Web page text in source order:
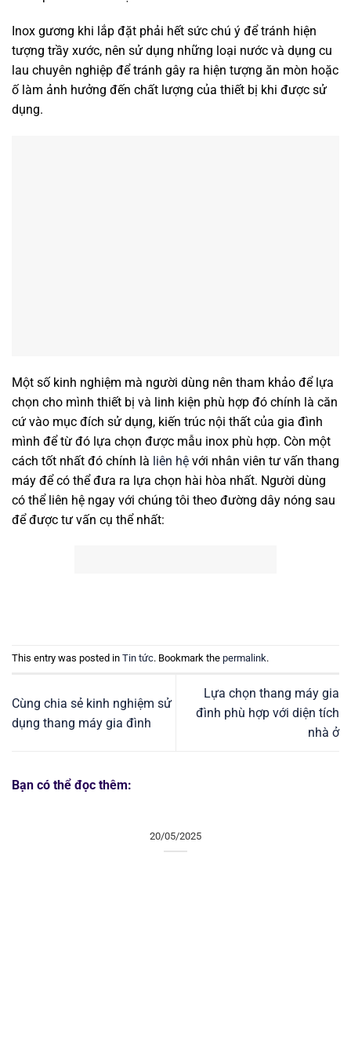
Inox gương khi lắp đặt phải hết sức chú ý để tránh hiện
tượng trầy xước, nên sử dụng những loại nước và dụng cu
lau chuyên nghiệp để tránh gây ra hiện tượng ăn mòn hoặc
ố làm ảnh hưởng đến chất lượng của thiết bị khi được sử
dụng.
Một số kinh nghiệm mà người dùng nên tham khảo để lựa
chọn cho mình thiết bị và linh kiện phù hợp đó chính là căn
cứ vào mục đích sử dụng, kiến trúc nội thất của gia đình
mình để từ đó lựa chọn được mẫu inox phù hợp. Còn một
cách tốt nhất đó chính là liên hệ với nhân viên tư vấn thang
máy để có thể đưa ra lựa chọn hài hòa nhất. Người dùng
có thể liên hệ ngay với chúng tôi theo đường dây nóng sau
để được tư vấn cụ thể nhất:
This entry was posted in Tin tức. Bookmark the permalink.
Cùng chia sẻ kinh nghiệm sử
dụng thang máy gia đình
Lựa chọn thang máy gia
đình phù hợp với diện tích
nhà ở
Bạn có thể đọc thêm:
20/05/2025